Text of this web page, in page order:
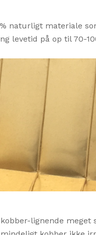
naturligt materiale
levetid på op til 70-
lignende